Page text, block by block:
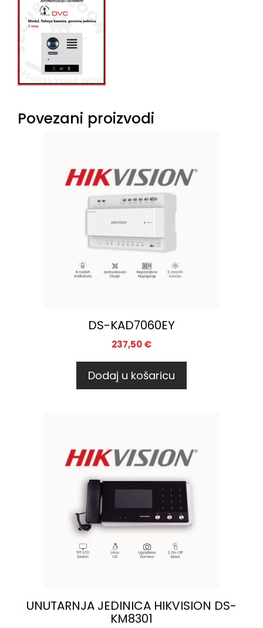
Povezani proizvodi
DS-KAD7060EY
237,50€
Dodaj u košaricu
UNUTARNJA JEDINICA HIKVISION DS-
KM8301